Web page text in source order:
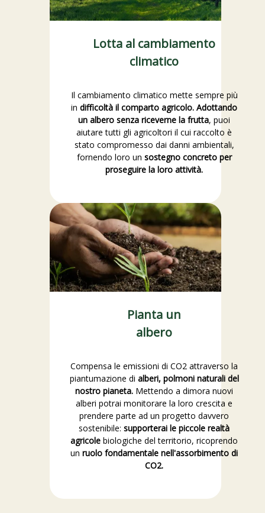
Lotta al cambiamento
climatico
Il cambiamento climatico mette sempre più
in difficoltà il comparto agricolo. Adottando
un albero senza riceverne la frutta, puoi
aiutare tutti gli agricoltori il cui raccolto è
stato compromesso dai danni ambientali,
fornendo loro un sostegno concreto per
proseguire la loro attività.
Pianta un
albero
Compensa le emissioni di CO2 attraverso la
piantumazione di alberi, polmoni naturali del
nostro pianeta. Mettendo a dimora nuovi
alberi potrai monitorare la loro crescita e
prendere parte ad un progetto davvero
sostenibile: supporterai le piccole realtà
agricole biologiche del territorio, ricoprendo
un ruolo fondamentale nell'assorbimento di
CO2.